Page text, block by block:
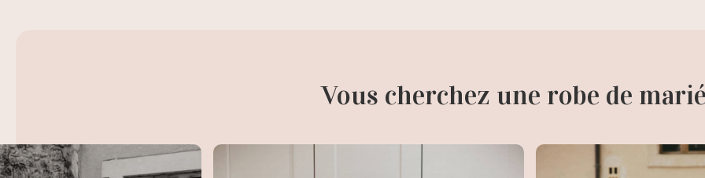
Vous cherchez une robe de